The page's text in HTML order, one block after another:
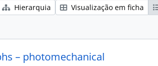
Hierarquia Visualização em ficha
– photomechanical